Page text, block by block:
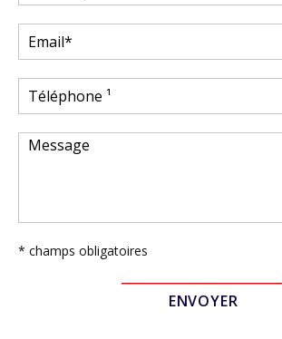
* champs obligatoires